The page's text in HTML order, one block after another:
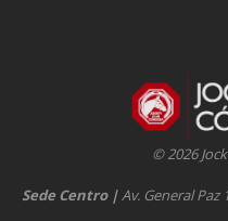
© 2026
Sede Centro |Av. General Paz